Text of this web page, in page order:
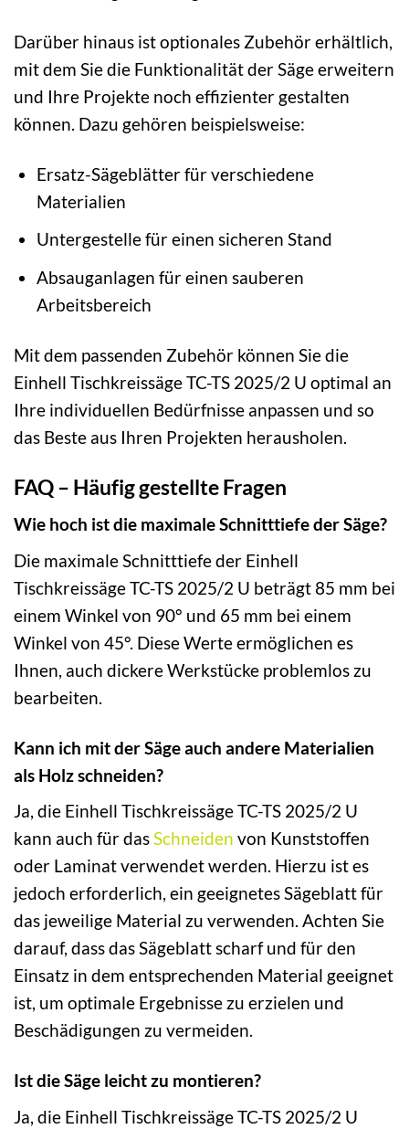
Darüber hinaus ist optionales Zubehör erhältlich,
mit dem Sie die Funktionalität der Säge erweitern
und Ihre Projekte noch effizienter gestalten
können. Dazu gehören beispielsweise:
Ersatz-Sägeblätter für verschiedene
Materialien
Untergestelle für einen sicheren Stand
Absauganlagen für einen sauberen
Arbeitsbereich
Mit dem passenden Zubehör können Sie die
Einhell Tischkreissäge TC-TS 2025/2 U optimal an
Ihre individuellen Bedürfnisse anpassen und so
das Beste aus Ihren Projekten herausholen.
FAQ – Häufig gestellte Fragen
Wie hoch ist die maximale Schnitttiefe der Säge?
Die maximale Schnitttiefe der Einhell
Tischkreissäge TC-TS 2025/2 U beträgt 85 mm bei
einem Winkel von 90° und 65 mm bei einem
Winkel von 45°. Diese Werte ermöglichen es
Ihnen, auch dickere Werkstücke problemlos zu
bearbeiten.
Kann ich mit der Säge auch andere Materialien
als Holz schneiden?
Ja, die Einhell Tischkreissäge TC-TS 2025/2 U
kann auch für dasSchneiden von Kunststoffen
oder Laminat verwendet werden. Hierzu ist es
jedoch erforderlich, ein geeignetes Sägeblatt für
das jeweilige Material zu verwenden. Achten Sie
darauf, dass das Sägeblatt scharf und für den
Einsatz in dem entsprechenden Material geeignet
ist, um optimale Ergebnisse zu erzielen und
Beschädigungen zu vermeiden.
Ist die Säge leicht zu montieren?
Ja, die Einhell Tischkreissäge TC-TS 2025/2 U